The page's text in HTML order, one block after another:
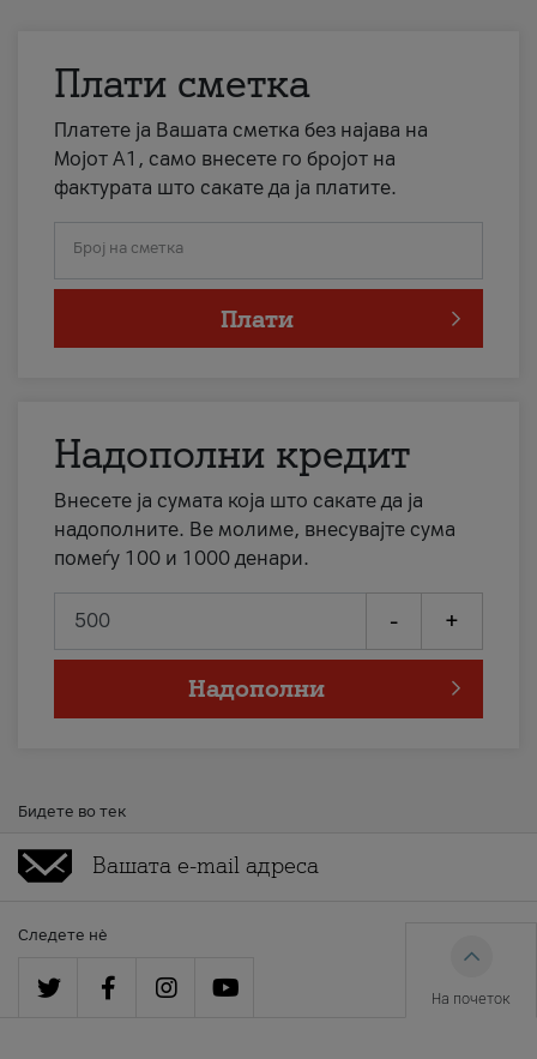
Плати сметка
Платете ја Вашата сметка без најава на
Мојот А1, само внесете го бројот на
фактурата што сакате да ја платите.
Број на сметка
Плати
Надополни кредит
Внесете ја сумата која што сакате да ја
надополните. Ве молиме, внесувајте сума
помеѓу 100 и 1000 денари.
- +
Надополни
Бидете во тек
Следете нè
На почеток